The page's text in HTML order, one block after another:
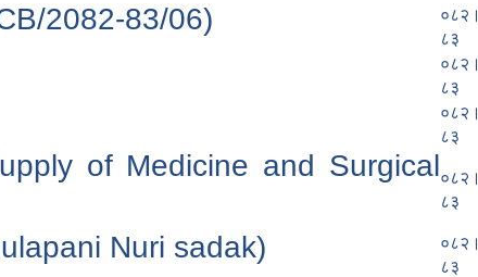
2082-83/06)
०८२।
८३
०८२।
८३
०८२।
८३
of Medicine and Surgical०८२।
८३
Nuri sadak)
०८२।
८३